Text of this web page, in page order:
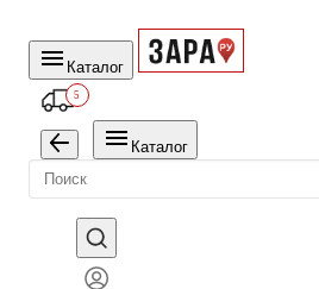
Каталог
5
Каталог